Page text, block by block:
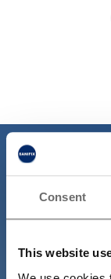
Consent
This website
samband